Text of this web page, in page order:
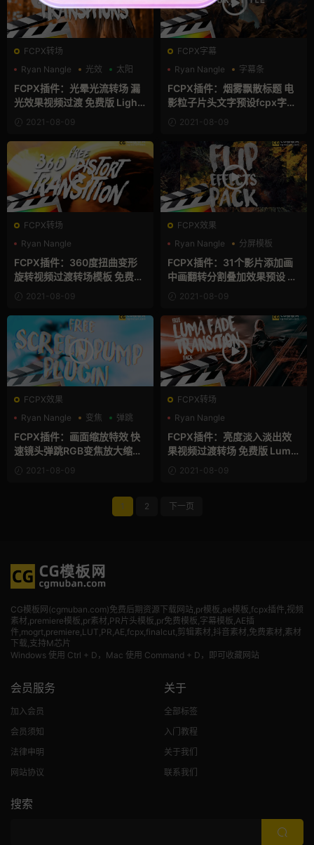
FCPX转场
Ryan Nangle
光效 太阳
FCPX插件：光晕光流转场 漏
光效果视频过渡 免费版 Light
Leak Transitions
2021-08-09
FCPX字幕
Ryan Nangle
字幕条
字幕模板
FCPX插件：烟雾飘散标题 电
影粒子片头文字预设fcpx字幕
模板 Smoke Titles
2021-08-09
FCPX转场
Ryan Nangle
支持Intel+M芯片
转场模板
FCPX插件：360度扭曲变形
旋转视频过渡转场模板 免费版
360 Distort Transitions
2021-08-09
FCPX效果
Ryan Nangle
分屏模板
叠加素材
FCPX插件：31个影片添加画
中画翻转分割叠加效果预设 完
整版 Flip Effects
2021-08-09
FCPX效果
Ryan Nangle
变焦 弹跳
FCPX插件：画面缩放特效 快
速镜头弹跳RGB变焦放大缩小
拉镜效果 免费版 Screen Pum
2021-08-09
FCPX转场
Ryan Nangle
支持Intel+M芯片
转场模板
FCPX插件：亮度淡入淡出效
果视频过渡转场 免费版 Luma
Fade Transitions
2021-08-09
1 2 下一页
CG模板网(cgmuban.com)免费后期资源下载网站,pr模板,ae模板,fcpx插件,视频
素材,premiere模板,pr素材,PR片头模板,pr免费模板,字幕模板,AE插
件,mogrt,premiere,LUT,PR,AE,fcpx,finalcut,剪辑素材,抖音素材,免费素材,素材
下载,支持M芯片
Windows 使用 Ctrl + D，Mac 使用 Command + D，即可收藏网站
会员服务
加入会员
会员须知
法律申明
网站协议
关于
全部标签
入门教程
关于我们
联系我们
搜索